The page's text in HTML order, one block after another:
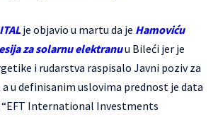
je objavio u martu da je Hamoviću
za solarnu elektranuu Bileći jer je
i rudarstva raspisalo Javni poziv za
u definisanim uslovima prednost je data
International Investments